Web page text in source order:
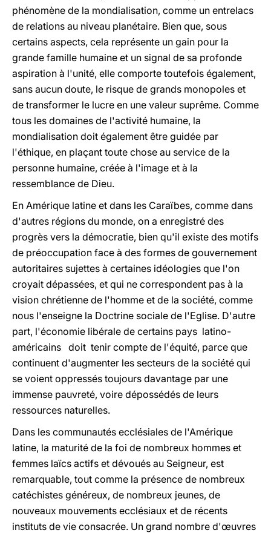
phénomène de la mondialisation, comme un entrelacs
de relations au niveau planétaire. Bien que, sous
certains aspects, cela représente un gain pour la
grande famille humaine et un signal de sa profonde
aspiration à l'unité, elle comporte toutefois également,
sans aucun doute, le risque de grands monopoles et
de transformer le lucre en une valeur suprême. Comme
tous les domaines de l'activité humaine, la
mondialisation doit également être guidée par
l'éthique, en plaçant toute chose au service de la
personne humaine, créée à l'image et à la
ressemblance de Dieu.
En Amérique latine et dans les Caraïbes, comme dans
d'autres régions du monde, on a enregistré des
progrès vers la démocratie, bien qu'il existe des motifs
de préoccupation face à des formes de gouvernement
autoritaires sujettes à certaines idéologies que l'on
croyait dépassées, et qui ne correspondent pas à la
vision chrétienne de l'homme et de la société, comme
nous l'enseigne la Doctrine sociale de l'Eglise. D'autre
part, l'économie libérale de certains pays latino-
américains doit tenir compte de l'équité, parce que
continuent d'augmenter les secteurs de la société qui
se voient oppressés toujours davantage par une
immense pauvreté, voire dépossédés de leurs
ressources naturelles.
Dans les communautés ecclésiales de l'Amérique
latine, la maturité de la foi de nombreux hommes et
femmes laïcs actifs et dévoués au Seigneur, est
remarquable, tout comme la présence de nombreux
catéchistes généreux, de nombreux jeunes, de
nouveaux mouvements ecclésiaux et de récents
instituts de vie consacrée. Un grand nombre d'œuvres